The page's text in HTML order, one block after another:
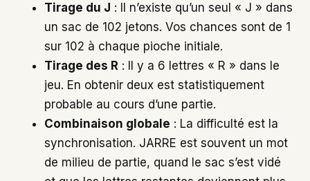
Tirage du J : Il n’existe qu’un seul « J » dans
un sac de 102 jetons. Vos chances sont de 1
sur 102 à chaque pioche initiale.
Tirage des R : Il y a 6 lettres « R » dans le
jeu. En obtenir deux est statistiquement
probable au cours d’une partie.
Combinaison globale : La difficulté est la
synchronisation. JARRE est souvent un mot
de milieu de partie, quand le sac s’est vidé